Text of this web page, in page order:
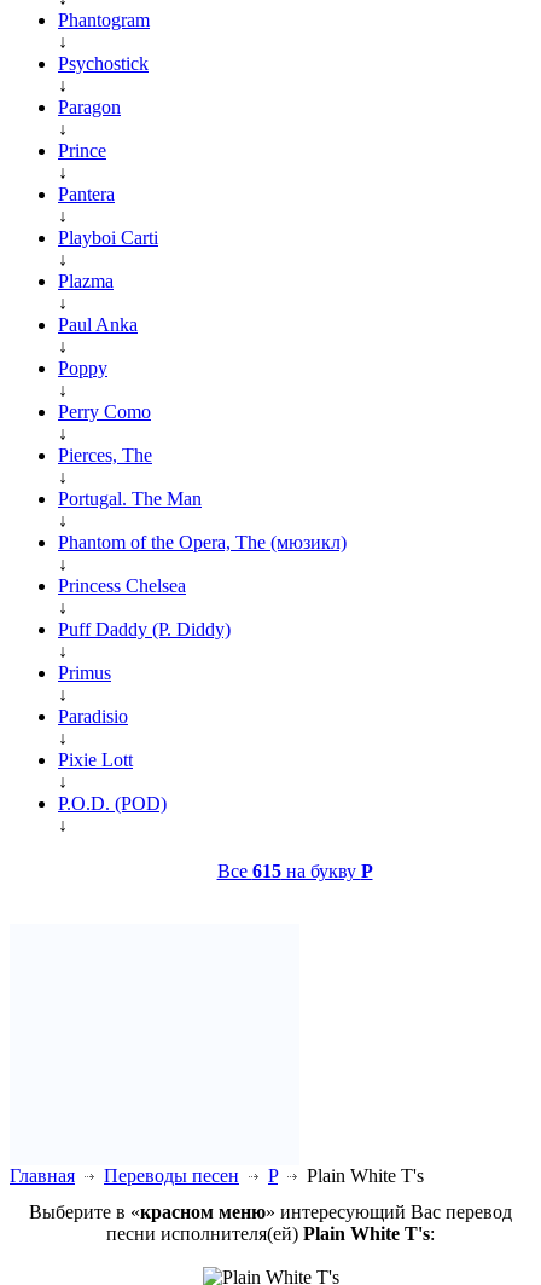
Phantogram
↓
Psychostick
↓
Paragon
↓
Prince
↓
Pantera
↓
Playboi Carti
↓
Plazma
↓
Paul Anka
↓
Poppy
↓
Perry Como
↓
Pierces, The
↓
Portugal. The Man
↓
Phantom of the Opera, The (мюзикл)
↓
Princess Chelsea
↓
Puff Daddy (P. Diddy)
↓
Primus
↓
Paradisio
↓
Pixie Lott
↓
P.O.D. (POD)
↓
Все 615на букву P
Главная Переводы песен P
Plain White T's
Выберите в «красном меню» интересующий Вас перевод
песни исполнителя(ей) Plain White T's: